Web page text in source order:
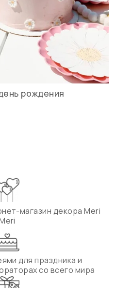
рождения
магазин декора Meri
для праздника и
со всего мира